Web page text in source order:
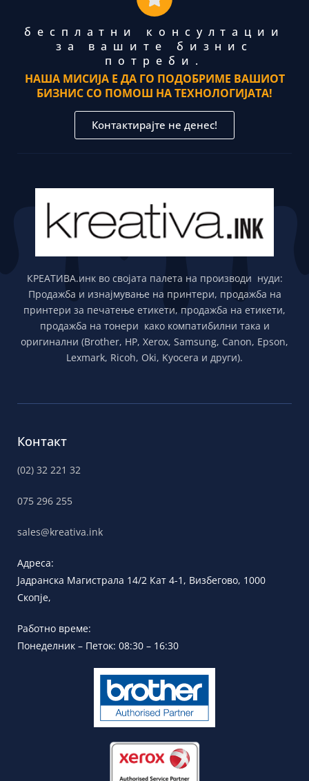
бесплатни консултации
за вашите бизнис
потреби.
НАША МИСИЈА Е ДА ГО ПОДОБРИМЕ ВАШИОТ
БИЗНИС СО ПОМОШ НА ТЕХНОЛОГИЈАТА!
Контактирајте не денес!
КРЕАТИВА.инк во својата палета на производи нуди:
Продажба и изнајмување на принтери, продажба на
принтери за печатење етикети, продажба на етикети,
продажба на тонери како компатибилни така и
оригинални (Brother, HP, Xerox, Samsung, Canon, Epson,
Lexmark, Ricoh, Oki, Kyocera и други).
Контакт
(02) 32 221 32
075 296 255
sales@kreativa.ink
Адреса:
Јадранска Магистрала 14/2 Кат 4-1, Визбегово, 1000
Скопје,
Работно време:
Понеделник – Петок: 08:30 – 16:30